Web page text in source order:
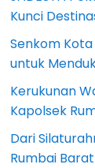
Kunci
Senkom
untuk
Kerukunan
Kapolsek
Dari
Rumbai